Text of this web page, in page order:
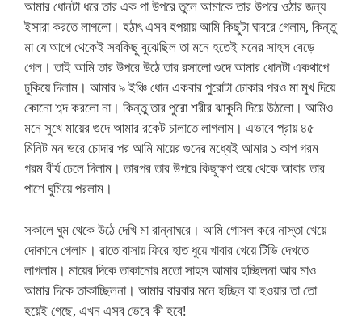
আমার ধোনটা ধরে তার এক পা উপরে তুলে আমাকে তার উপরে ওঠার জন্য
ইসারা করতে লাগলো। হঠাৎ এসব হপয়ায় আমি কিছুটা ঘাবরে গেলাম, কিন্তু
মা যে আগে থেকেই সবকিছু বুঝেছিল তা মনে হতেই মনের সাহস বেড়ে
গেল। তাই আমি তার উপরে উঠে তার রসালো গুদে আমার ধোনটা একথাপে
ঢুকিয়ে দিলাম। আমার ৯ ইঞ্চি ধোন একবার পুরোটা ঢোকার পরও মা মুখ দিয়ে
কোনো শব্দ করলো না। কিন্তু তার পুরো শরীর ঝাকুনি দিয়ে উঠলো। আমিও
মনে সুখে মায়ের গুদে আমার রকেট চালাতে লাগলাম। এভাবে প্রায় ৪৫
মিনিট মন ভরে চোদার পর আমি মায়ের গুদের মধ্যেই আমার ১ কাপ গরম
গরম বীর্য ঢেলে দিলাম। তারপর তার উপরে কিছুক্ষণ শুয়ে থেকে আবার তার
পাশে ঘুমিয়ে পরলাম।
সকালে ঘুম থেকে উঠে দেখি মা রান্নাঘরে। আমি গোসল করে নাস্তা খেয়ে
দোকানে গেলাম। রাতে বাসায় ফিরে হাত ধুয়ে খাবার খেয়ে টিভি দেখতে
লাগলাম। মায়ের দিকে তাকানোর মতো সাহস আমার হচ্ছিলনা আর মাও
আমার দিকে তাকাচ্ছিলনা। আমার বারবার মনে হচ্ছিল যা হওয়ার তা তো
হয়েই গেছে, এখন এসব ভেবে কী হবে!